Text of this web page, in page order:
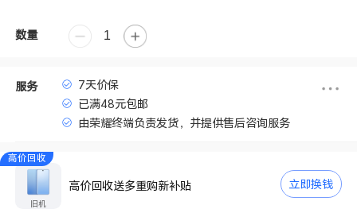
数量
服务
7天价保
已满48元包邮
由荣耀终端负责发货，并提供售后咨询服务
高价回收
旧机
高价回收送多重购新补贴 立即换钱